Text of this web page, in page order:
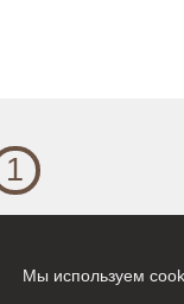
1
продукта
Из нашего портфолио
Мы используем